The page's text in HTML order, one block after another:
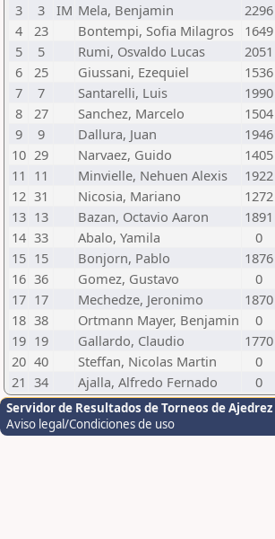
3
3 IM Mela, Benjamin 2296
4
23 Bontempi, Sofia Milagros 1649
5
5 Rumi, Osvaldo Lucas 2051
6
25 Giussani, Ezequiel 1536
7
7 Santarelli, Luis 1990
8
27 Sanchez, Marcelo 1504
9
9 Dallura, Juan 1946
10 29 Narvaez, Guido 1405
11 11 Minvielle, Nehuen Alexis 1922
12 31 Nicosia, Mariano 1272
13 13 Bazan, Octavio Aaron 1891
14 33 Abalo, Yamila 0
15 15 Bonjorn, Pablo 1876
16 36 Gomez, Gustavo 0
17 17 Mechedze, Jeronimo 1870
18 38 Ortmann Mayer, Benjamin 0
19 19 Gallardo, Claudio 1770
20 40 Steffan, Nicolas Martin 0
21 34 Ajalla, Alfredo Fernado 0
Servidor de Resultados de Torneos de Ajedrez
Aviso legal/Condiciones de uso